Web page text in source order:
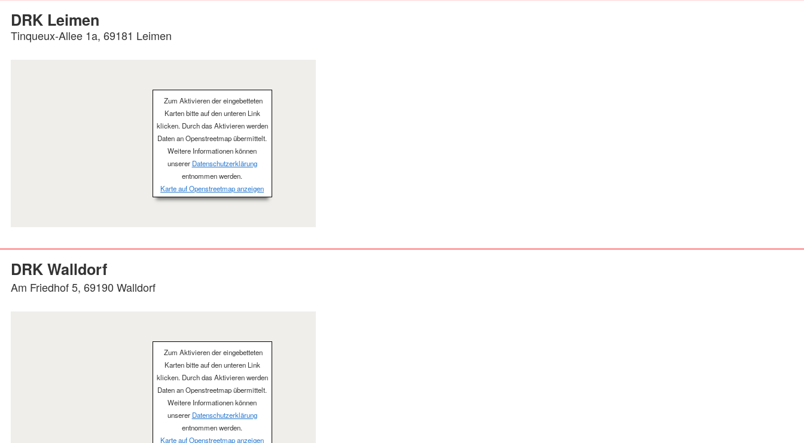
DRK Leimen
Tinqueux-Allee 1a, 69181 Leimen
Zum Aktivieren der eingebetteten
Karten bitte auf den unteren Link
klicken. Durch das Aktivieren werden
Daten an Openstreetmap übermittelt.
Weitere Informationen können
unserer Datenschutzerklärung
entnommen werden.
Karte auf Openstreetmap anzeigen
DRK Walldorf
Am Friedhof 5, 69190 Walldorf
Zum Aktivieren der eingebetteten
Karten bitte auf den unteren Link
klicken. Durch das Aktivieren werden
Daten an Openstreetmap übermittelt.
Weitere Informationen können
unserer Datenschutzerklärung
entnommen werden.
Karte auf Openstreetmap anzeigen